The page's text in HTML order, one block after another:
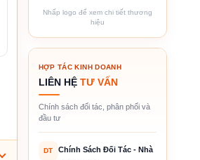
Nhấp logo để xem chi tiết thương
hiệu
HỢP TÁC KINH DOANH
LIÊN HỆ TƯ VẤN
Chính sách đối tác, phân phối và
đầu tư
DT
Chính Sách Đối Tác - Nhà